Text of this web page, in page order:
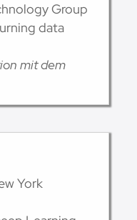
Group
data
mit dem
York